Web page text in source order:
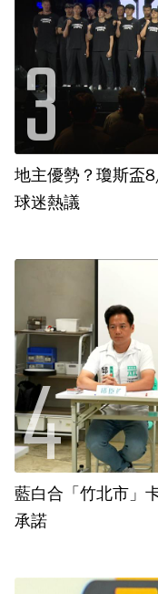
地主優勢？瓊斯盃
球迷熱議
藍白合「竹北市」
承諾